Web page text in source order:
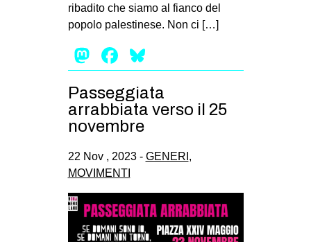
ribadito che siamo al fianco del
popolo palestinese. Non ci […]
Mastodon
Facebook
Passeggiata
arrabbiata verso il 25
novembre
22 Nov , 2023 - GENERI ,
MOVIMENTI